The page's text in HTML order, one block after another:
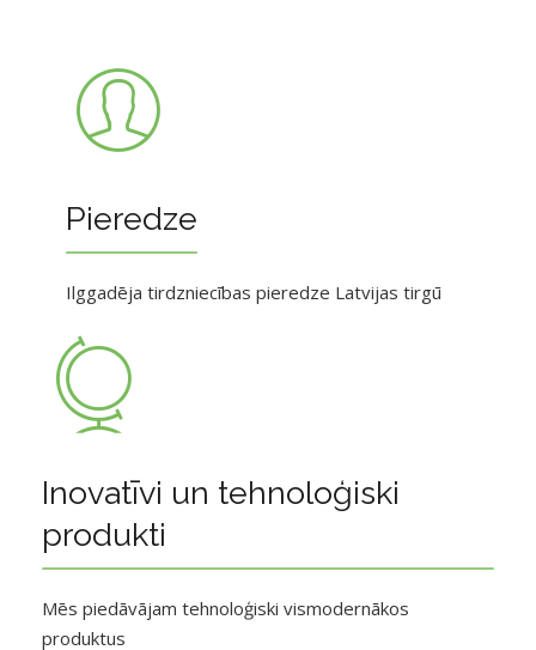
Pieredze
Ilggadēja tirdzniecības pieredze Latvijas tirgū
Inovatīvi un tehnoloģiski
produkti
Mēs piedāvājam tehnoloģiski vismodernākos
produktus